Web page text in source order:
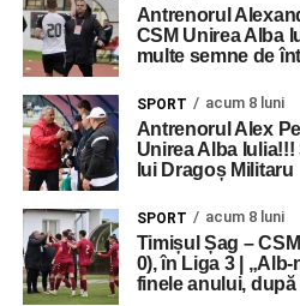
Antrenorul
CSM Unirea Alba
multe semne de
SPORT acum 8 luni
Antrenorul Alex
Unirea Alba
lui Dragoș Militaru
SPORT acum 8 luni
Timișul Șag –
0), în Liga 3 |
finele anului,